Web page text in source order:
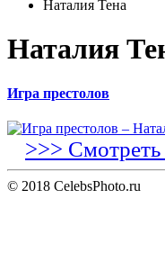
Наталия Тена
Наталия
Игра престолов
>>> Смотреть
© 2018 CelebsPhoto.ru